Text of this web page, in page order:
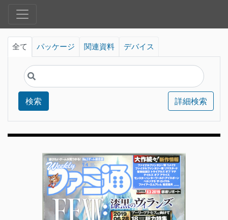
全て パッケージ 関連資料 デバイス
検索 詳細検索